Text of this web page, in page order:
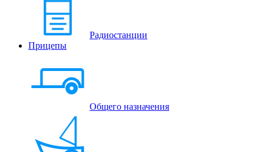
Радиостанции
Прицепы
Общего назначения